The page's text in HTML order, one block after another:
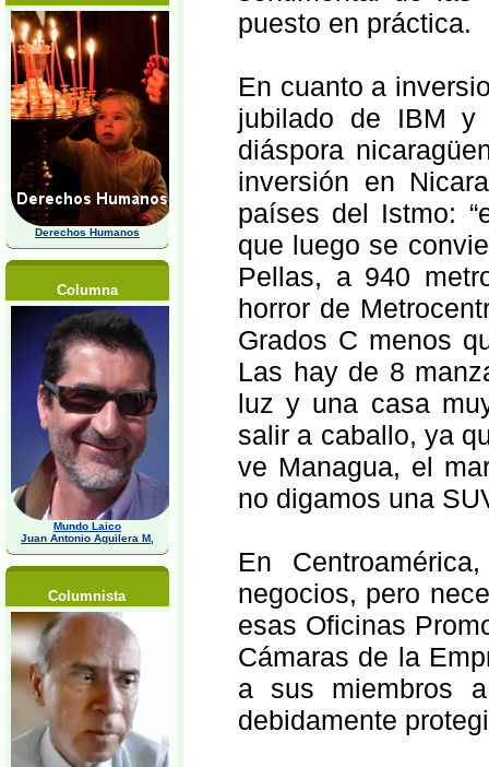
Derechos Humanos
Columna
Mundo Laico
Juan Antonio Aguilera M,
Columnista
puesto en práctica.
En cuanto a
jubilado de IBM
diáspora
inversión en
países del Istmo:
que luego se
Pellas, a 940
horror de
Grados C menos
Las hay de 8
luz y una casa
salir a caballo, ya
ve Managua, el
no digamos una
En
negocios, pero
esas Oficinas
Cámaras de la
a sus miembros
debidamente